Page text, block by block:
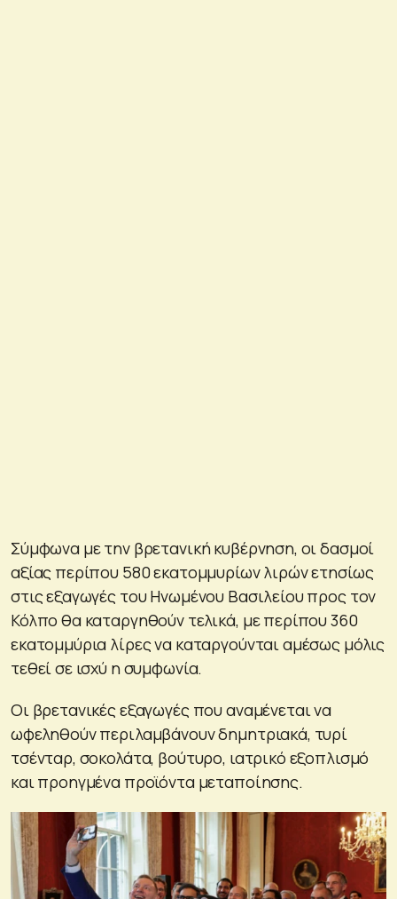
Σύμφωνα με την βρετανική κυβέρνηση, οι δασμοί
αξίας περίπου 580 εκατομμυρίων λιρών ετησίως
στις εξαγωγές του Ηνωμένου Βασιλείου προς τον
Κόλπο θα καταργηθούν τελικά, με περίπου 360
εκατομμύρια λίρες να καταργούνται αμέσως μόλις
τεθεί σε ισχύ η συμφωνία.
Οι βρετανικές εξαγωγές που αναμένεται να
ωφεληθούν περιλαμβάνουν δημητριακά, τυρί
τσένταρ, σοκολάτα, βούτυρο, ιατρικό εξοπλισμό
και προηγμένα προϊόντα μεταποίησης.